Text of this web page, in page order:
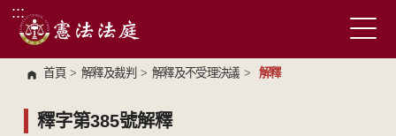
跳到主要內容區塊
:::
首頁 > 解釋及裁判 > 解釋及不受理決議 > 解釋
釋字第385號解釋